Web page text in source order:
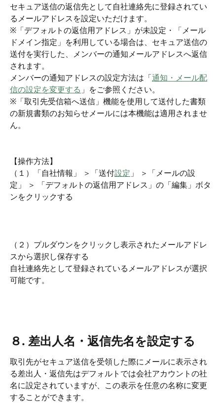
セキュア送信の返信先として自社連絡先に登録されてい
るメールアドレスを設定いただけます。
※「デフォルトの返信用アドレス」が未設定・「メール
ドメイン指定」を利用している場合は、セキュア送信の
送付を実行した、メンバーの通知メールアドレスへ返信
されます。
メンバーの通知アドレスの設定方法は「通知・メール配
信の設定を変更する 」をご参照ください。
※「取引先受信箱へ送信」機能を使用して送付した書類
の新規書類のお知らせメールには本機能は適用されませ
ん。
【操作方法】
（１）「自社情報」 ＞「送付設定 」 ＞「メールの設
定」 ＞ 「デフォルトの返信用アドレス」の「編集」ボタ
ンをクリックする
（２）プルダウンをクリックし表示されたメールアドレ
スから選択し保存する
自社連絡先として登録されているメールアドレスが選択
可能です。
８. 差出人名・返信先名を設定する
取引先がセキュア送信を受領した際にメールに表示され
る差出人・返信先はデフォルトでは会社アカウントの社
名に設定されていますが、この表示を任意の名称に変更
することができます。